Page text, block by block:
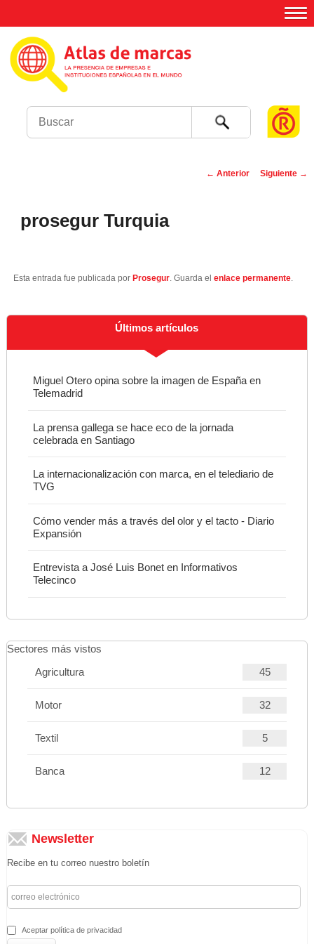
Buscar
← Anterior Siguiente →
prosegur Turquia
Esta entrada fue publicada por Prosegur. Guarda el enlace permanente.
Últimos artículos
Miguel Otero opina sobre la imagen de España en
Telemadrid
La prensa gallega se hace eco de la jornada
celebrada en Santiago
La internacionalización con marca, en el telediario de
TVG
Cómo vender más a través del olor y el tacto - Diario
Expansión
Entrevista a José Luis Bonet en Informativos
Telecinco
Sectores más vistos
Agricultura
45
Motor 32
Textil 5
Banca 12
Newsletter
Recibe en tu correo nuestro boletín
Aceptar política de privacidad